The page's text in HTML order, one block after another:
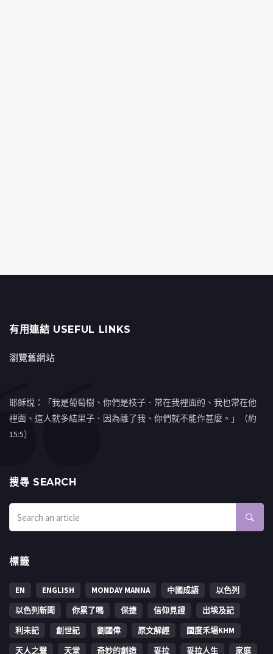
有用連結 USEFUL LINKS
瀏覽舊網站
耶穌說：「我是葡萄樹、你們是枝子．常在我裡面的、我也常在他
裡面、這人就多結果子．因為離了我、你們就不能作甚麼。」（約
15:5）
搜㝷 SEARCH
標籤
EN ENGLISH MONDAY MANNA 中國成語
以色列
以色列新聞
你累了嗎 保捷 信仰見證
出埃及記
利未記
創世記 劉國偉 原文解經
國度禾場KHM
天人之聲
天堂 奇妙的創造 妥拉 妥拉人生 家庭